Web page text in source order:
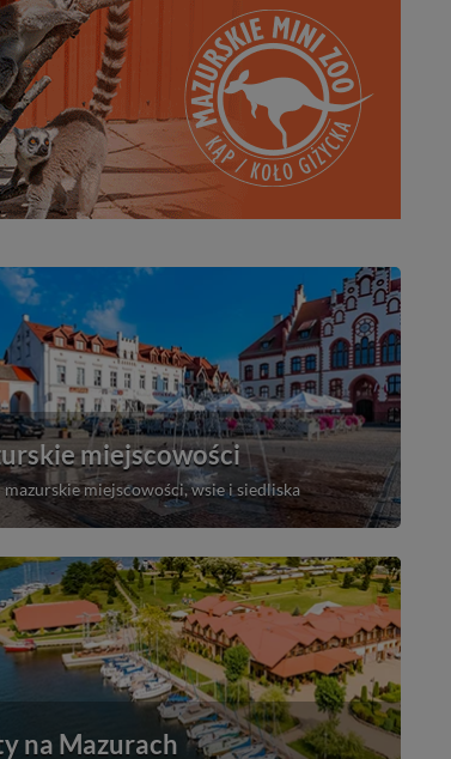
miejscowości
mazurskie miejscowości, wsie i siedliska
na Mazurach